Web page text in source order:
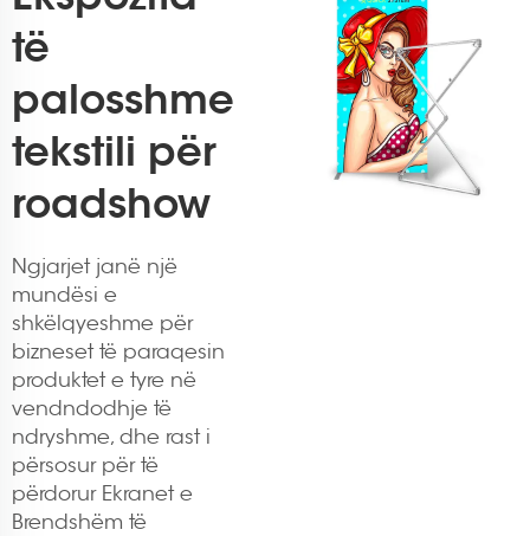
të
palosshme
tekstili për
roadshow
Ngjarjet janë një
mundësi e
shkëlqyeshme për
bizneset të paraqesin
produktet e tyre në
vendndodhje të
ndryshme, dhe rast i
përsosur për të
përdorur Ekranet e
Brendshëm të